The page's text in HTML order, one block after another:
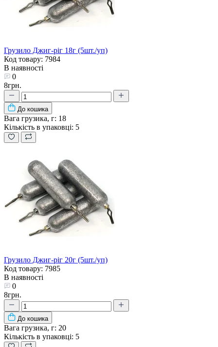
Грузило Джиг-ріг 18г (5шт./уп)
Код товару: 7984
В наявності
0
8грн.
До кошика
Вага грузика, г: 18
Кількість в упаковці: 5
Грузило Джиг-ріг 20г (5шт./уп)
Код товару: 7985
В наявності
0
8грн.
До кошика
Вага грузика, г: 20
Кількість в упаковці: 5